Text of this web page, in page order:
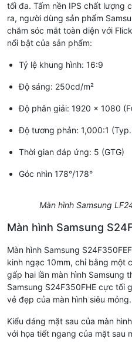
tối đa. Tấm nền IPS chất lượng
ra, người dùng sản phẩm
chăm sóc mắt toàn diện với
nổi bật của sản phẩm:
Tỷ lệ khung hình: 16:9
Độ sáng: 250cd/m²
Độ phân giải: 1920 x 1080
Độ tương phản: 1,000:1
Thời gian đáp ứng: 5 (GTG)
Góc nhìn 178°/178°
Màn hình Samsung
Màn hình Samsung
Màn hình Samsung
kinh ngạc 10mm, chỉ bằng một
gấp hai lần màn hình Samsung
Samsung S24F350FHE cực tối
vẻ đẹp của màn hình siêu mỏng.
Kiểu dáng mặt sau của màn
với họa tiết ngang của mặt sau